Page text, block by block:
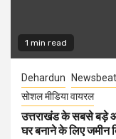
1 min read
Dehardun Newsbeat
सोशल मीडिया वायरल
उत्तराखंड के सबसे बड़े
घर बनाने के लिए जमीन